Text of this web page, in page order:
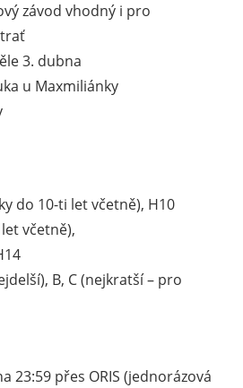
závod vhodný i pro
3. dubna
u Maxmiliánky
do 10-ti let včetně), H10
včetně),
B, C (nejkratší – pro
23:59 přes ORIS (jednorázová